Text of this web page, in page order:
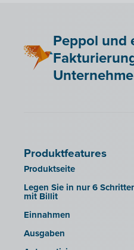
Peppol und
Produktfeatures
Produktseite
Legen Sie in nur 6
mit Billit
Einnahmen
Ausgaben